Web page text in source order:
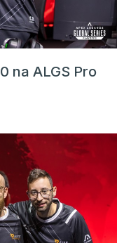
na ALGS Pro